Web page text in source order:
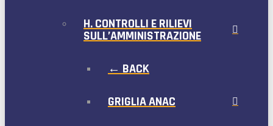
H. CONTROLLI E RILIEVI
SULL’AMMINISTRAZIONE
← BACK
GRIGLIA ANAC